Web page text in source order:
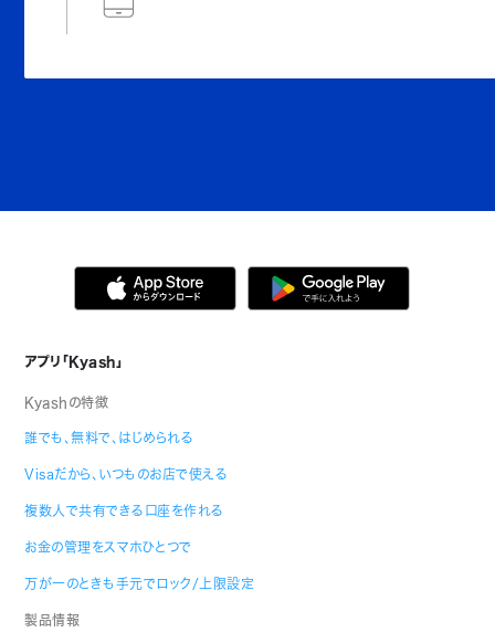
アプリ「Kyash」
Kyashの特徴
誰でも、無料で、はじめられる
Visaだから、いつものお店で使える
複数人で共有できる口座を作れる
お金の管理をスマホひとつで
万が一のときも手元でロック/上限設定
製品情報